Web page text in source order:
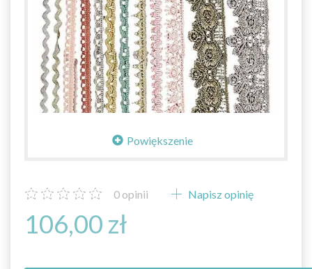
Powiększenie
0 opinii Napisz opinię
106,00 zł